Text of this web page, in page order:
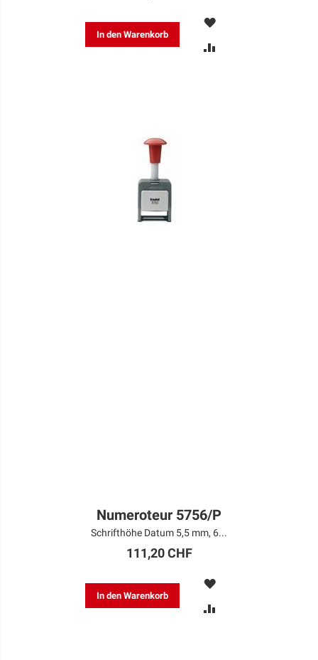
In den Warenkorb
MERKEN
Numeroteur 5756/P
Schrifthöhe Datum 5,5 mm, 6...
111,20 CHF
In den Warenkorb
MERKEN